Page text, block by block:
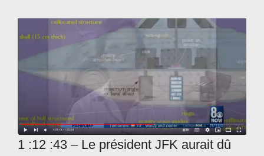
1 :12 :43 – Le président JFK aurait dû